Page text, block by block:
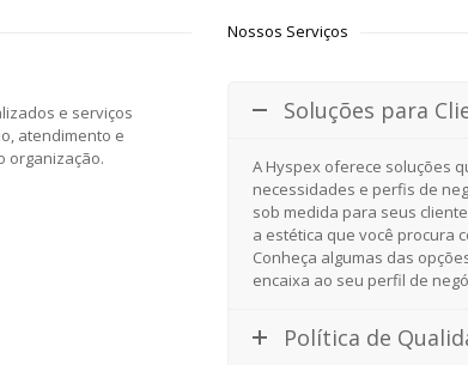
e serviços
atendimento e
organização.
Nossos Serviços
Soluções para
A Hyspex oferece soluções
necessidades e perfis de
sob medida para seus
a estética que você procura
Conheça algumas das
encaixa ao seu perfil de
Política de